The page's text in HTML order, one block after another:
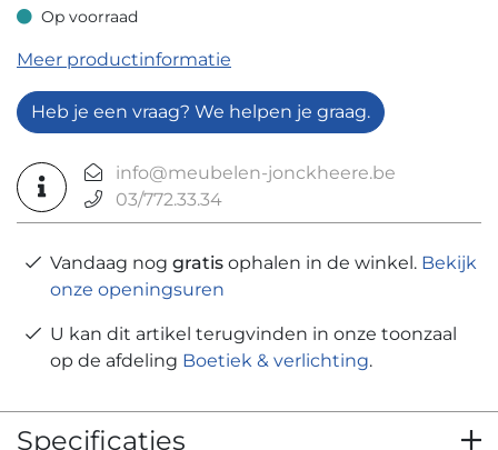
Op voorraad
Op voorraad
Meer productinformatie
Heb je een vraag? We helpen je graag.
info@meubelen-jonckheere.be
03/772.33.34
Vandaag nog gratis ophalen in de winkel. Bekijk
onze openingsuren
U kan dit artikel terugvinden in onze toonzaal
op de afdeling Boetiek & verlichting.
Specificaties